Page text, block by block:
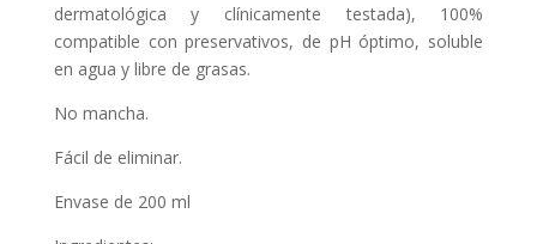
dermatológica y clínicamente testada), 100%
compatible con preservativos, de pH óptimo, soluble
en agua y libre de grasas.
No mancha.
Fácil de eliminar.
Envase de 200 ml